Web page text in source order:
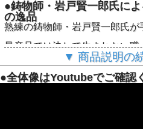
●鋳物師・岩戸賢一郎氏に
の逸品
熟練の鋳物師・岩戸賢一郎氏が
量産品では決して生まれない
込められています。
手に取った瞬間に感じるずっし
▼ 商品説明の
●全体像はYoutubeでご確認